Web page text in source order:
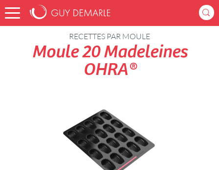
Accueil Recettes
RECETTES PAR MOULE
Moule 20 Madeleines
OHRA®